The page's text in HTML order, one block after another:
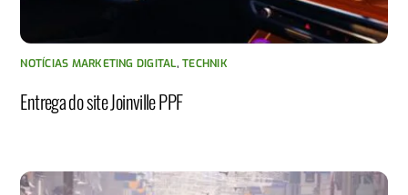
NOTÍCIAS MARKETING DIGITAL,TECHNIK
Entrega do site Joinville PPF